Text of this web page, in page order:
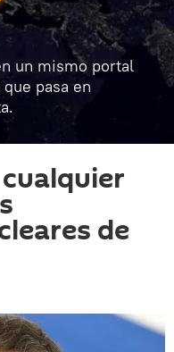
un mismo portal
pasa en
de